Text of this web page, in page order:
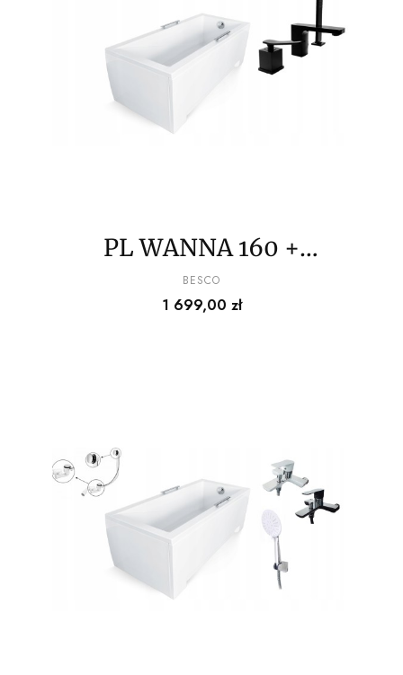
PL WANNA 160 +
BATERIA
CZARNA+ZAGŁÓWEK+OB
PRODUCENT
BESCO
Cena
1 699,00 zł